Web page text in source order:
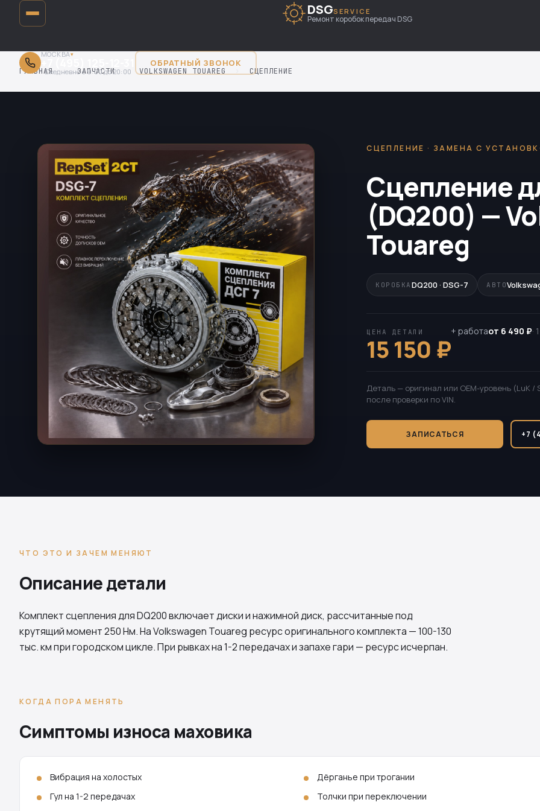
DSGSERVICE
Ремонт коробок передач DSG
МОСКВА▾
Ежедневно с 9:00 до 20:00
ОБРАТНЫЙ ЗВОНОК
ГЛАВНАЯ › ЗАПЧАСТИ › VOLKSWAGEN TOUAREG СЦЕПЛЕНИЕ
СЦЕПЛЕНИЕ · ЗАМЕНА С
Сцепление
(DQ200) —
Touareg
КОРОБКА DQ200 · DSG-7 АВТО
ЦЕНА ДЕТАЛИ
15 150 ₽
+ работаот 6 490 ₽·
Деталь — оригинал или OEM-уровень (LuK
после проверки по VIN.
ЗАПИСАТЬСЯ +7
ЧТО ЭТО И ЗАЧЕМ МЕНЯЮТ
Описание детали
Комплект сцепления дляDQ200включает диски и нажимной диск, рассчитанные под
крутящий момент 250 Нм. На Volkswagen Touareg ресурс оригинального комплекта — 100-130
тыс. км при городском цикле. При рывках на 1-2 передачах и запахе гари — ресурс исчерпан.
КОГДА ПОРА МЕНЯТЬ
Симптомы износа маховика
Вибрация на холостых
Дёрганье при трогании
Гул на 1-2 передачах
Толчки при переключении